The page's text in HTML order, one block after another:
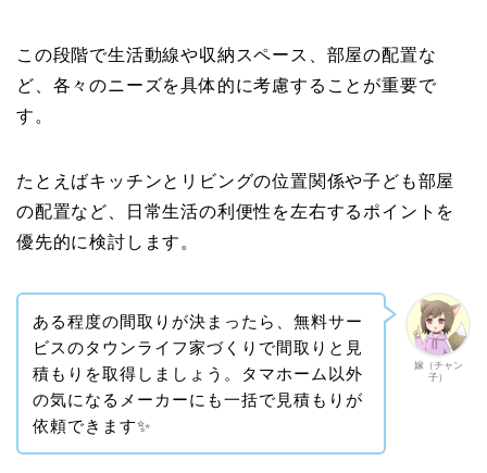
この段階で生活動線や収納スペース、部屋の配置な
ど、各々のニーズを具体的に考慮することが重要で
す。
たとえばキッチンとリビングの位置関係や子ども部屋
の配置など、日常生活の利便性を左右するポイントを
優先的に検討します。
嫁（チャン
子）
ある程度の間取りが決まったら、無料サー
ビスのタウンライフ家づくりで間取りと見
積もりを取得しましょう。タマホーム以外
の気になるメーカーにも一括で見積もりが
依頼できます✨